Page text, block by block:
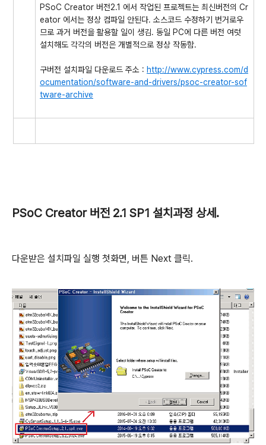
PSoC Creator 버전2.1 에서 작업된 프로젝트는 최신버전의 Cr
eator 에서는 정상 컴파일 안된다. 소스코드 수정하기 번거로우
므로 과거 버전을 활용할 일이 생김. 동일 PC에 다른 버전 여럿
설치해도 각각의 버전은 개별적으로 정상 작동함.
구버전 설치파일 다운로드 주소 : http://www.cypress.com/d
ocumentation/software-and-drivers/psoc-creator-sof
tware-archive
PSoC Creator 버전 2.1 SP1 설치과정 상세.
다운받은 설치파일 실행 첫화면, 버튼 Next 클릭.